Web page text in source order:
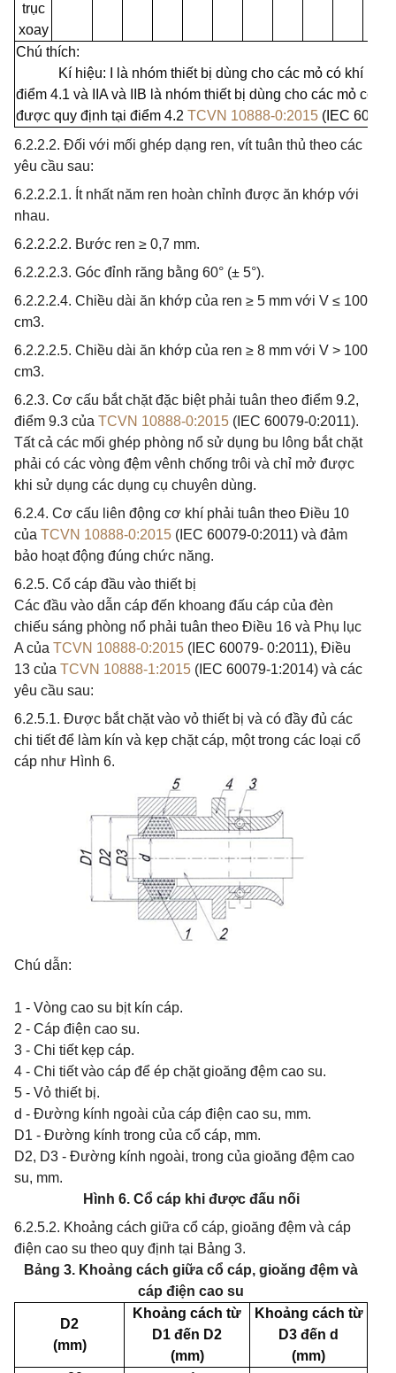
trục
xoay
Chú thích:
Kí hiệu: I là nhóm thiết bị dùng cho các mỏ có khí mê
điểm 4.1 và
A và IIB là nhóm thiết bị dùng cho các mỏ có
được quy định tại điểm 4.2 TCVN 10888-0:2015(IEC
6.2.2.2. Đối với mối ghép dạng ren, vít tuân thủ theo các
yêu cầu sau:
6.2.2.2.1. Ít nhất năm ren hoàn chỉnh được ăn khớp với
nhau.
6.2.2.2.2. Bước ren ≥ 0,7 mm.
6.2.2.2.3. Góc đỉnh răng bằng 60° (± 5°).
6.2.2.2.4. Chiều dài ăn khớp của ren ≥ 5 mm với V ≤ 100
cm3.
6.2.2.2.5. Chiều dài ăn khớp của ren ≥ 8 mm với V > 100
cm3.
6.2.3. Cơ cấu bắt chặt đặc biệt phải tuân theo điểm 9.2,
điểm 9.3 của TCVN 10888-0:2015 (IEC 60079-0:2011).
Tất cả các mối ghép phòng nổ sử dụng bu lông bắt chặt
phải có các vòng đệm vênh chống trôi và chỉ mở được
khi sử dụng các dụng cụ chuyên dùng.
6.2.4. Cơ cấu liên động cơ khí phải tuân theo Điều 10
của TCVN 10888-0:2015 (IEC 60079-0:2011) và đảm
bảo hoạt động đúng chức năng.
6.2.5. Cổ cáp đầu vào thiết bị
Các đầu vào dẫn cáp đến khoang đấu cáp của đèn
chiếu sáng phòng nổ phải tuân theo Điều 16 và Phụ lục
A của TCVN 10888-0:2015 (IEC 60079- 0:2011), Điều
13 của TCVN 10888-1:2015 (IEC 60079-1:2014) và các
yêu cầu sau:
6.2.5.1. Được bắt chặt vào vỏ thiết bị và có đầy đủ các
chi tiết để làm kín và kẹp chặt cáp, một trong các loại cổ
cáp như Hình 6.
Chú dẫn:
1 - Vòng cao su bịt kín cáp.
2 - Cáp điện cao su.
3 - Chi tiết kẹp cáp.
4 - Chi tiết vào cáp để ép chặt gioăng đệm cao su.
5 - Vỏ thiết bị.
d - Đường kính ngoài của cáp điện cao su, mm.
D1 - Đường kính trong của cổ cáp, mm.
D2, D3 - Đường kính ngoài, trong của gioăng đệm cao
su, mm.
Hình 6. Cổ cáp khi được đấu nối
6.2.5.2. Khoảng cách giữa cổ cáp, gioăng đệm và cáp
điện cao su theo quy định tại Bảng 3.
Bảng 3. Khoảng cách giữa cổ cáp, gioăng đệm và
cáp điện cao su
D2
(mm)
Khoảng cách từ
D1 đến D2
(mm)
Khoảng cách từ
D3 đến d
(mm)